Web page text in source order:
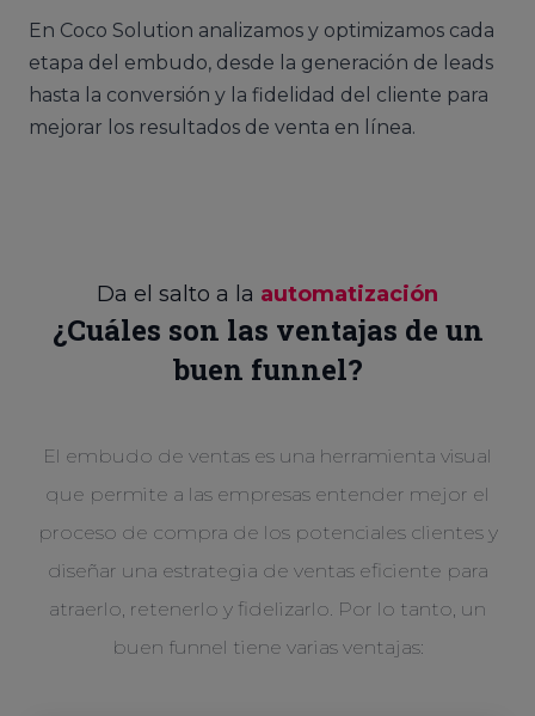
En Coco Solution analizamos y optimizamos cada
etapa del embudo, desde la generación de leads
hasta la conversión y la fidelidad del cliente para
mejorar los resultados de venta en línea.
Da el salto a la automatización
¿Cuáles son las ventajas de un
buen funnel?
El embudo de ventas es una herramienta visual
que permite a las empresas entender mejor el
proceso de compra de los potenciales clientes y
diseñar una estrategia de ventas eficiente para
atraerlo, retenerlo y fidelizarlo. Por lo tanto, un
buen funnel tiene varias ventajas: